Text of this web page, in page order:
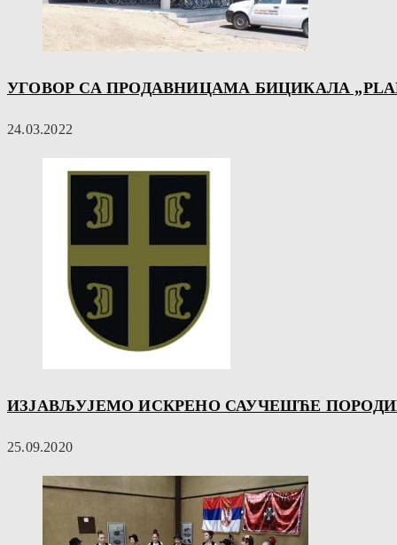
УГОВОР СА ПРОДАВНИЦАМА БИЦИКАЛА
24.03.2022
ИЗЈАВЉУЈЕМО ИСКРЕНО САУЧЕШЋЕ
25.09.2020